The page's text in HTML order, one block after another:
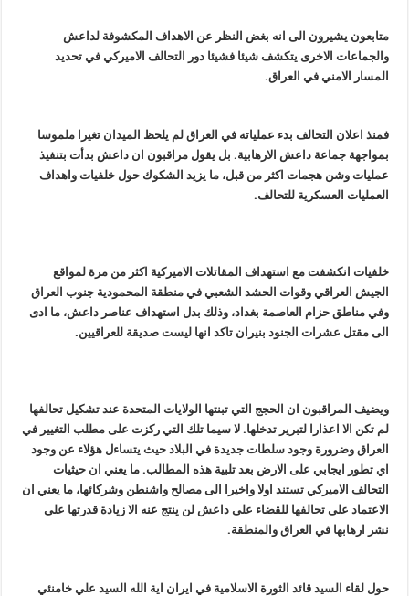
متابعون يشيرون الى انه بغض النظر عن الاهداف المكشوفة لداعش
والجماعات الاخرى يتكشف شيئا فشيئا دور التحالف الاميركي في تحديد
المسار الامني في العراق.
فمنذ اعلان التحالف بدء عملياته في العراق لم يلحظ الميدان تغيرا ملموسا
بمواجهة جماعة داعش الارهابية. بل يقول مراقبون ان داعش بدأت بتنفيذ
عمليات وشن هجمات اكثر من قبل، ما يزيد الشكوك حول خلفيات واهداف
العمليات العسكرية للتحالف.
خلفيات انكشفت مع استهداف المقاتلات الاميركية اكثر من مرة لمواقع
الجيش العراقي وقوات الحشد الشعبي في منطقة المحمودية جنوب العراق
وفي مناطق حزام العاصمة بغداد، وذلك بدل استهداف عناصر داعش، ما ادى
الى مقتل عشرات الجنود بنيران تاكد انها ليست صديقة للعراقيين.
ويضيف المراقبون ان الحجج التي تبنتها الولايات المتحدة عند تشكيل تحالفها
لم تكن الا اعذارا لتبرير تدخلها. لا سيما تلك التي ركزت على مطلب التغيير في
العراق وضرورة وجود سلطات جديدة في البلاد حيث يتساءل هؤلاء عن وجود
اي تطور ايجابي على الارض بعد تلبية هذه المطالب. ما يعني ان حيثيات
التحالف الاميركي تستند اولا واخيرا الى مصالح واشنطن وشركائها، ما يعني ان
الاعتماد على تحالفها للقضاء على داعش لن ينتج عنه الا زيادة قدرتها على
نشر ارهابها في العراق والمنطقة.
حول لقاء السيد قائد الثورة الاسلامية في ايران اية الله السيد علي خامنئي